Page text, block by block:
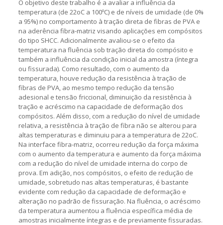
O objetivo deste trabalho é a avaliar a influência da
temperatura (de 22oC a 100ºC) e de níveis de umidade (de 0%
a 95%) no comportamento à tração direta de fibras de PVA e
na aderência fibra-matriz visando aplicações em compósitos
do tipo SHCC. Adicionalmente avaliou-se o efeito da
temperatura na fluência sob tração direta do compósito e
também a influência da condição inicial da amostra (íntegra
ou fissurada). Como resultado, com o aumento da
temperatura, houve redução da resistência à tração de
fibras de PVA, ao mesmo tempo redução da tensão
adesional e tensão friccional, diminuição da resistência à
tração e acréscimo na capacidade de deformação dos
compósitos. Além disso, com a redução do nível de umidade
relativa, a resistência à tração de fibra não se alterou para
altas temperaturas e diminuiu para a temperatura de 22oC.
Na interface fibra-matriz, ocorreu redução da força máxima
com o aumento da temperatura e aumento da força máxima
com a redução do nível de umidade interna do corpo de
prova. Em adição, nos compósitos, o efeito de redução de
umidade, sobretudo nas altas temperaturas, é bastante
evidente com redução da capacidade de deformação e
alteração no padrão de fissuração. Na fluência, o acréscimo
da temperatura aumentou a fluência específica média de
amostras inicialmente íntegras e de previamente fissuradas.